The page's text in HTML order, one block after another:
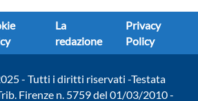
La
redazione
Privacy
Policy
- Tutti i diritti riservati -Testata
Firenze n. 5759 del 01/03/2010 -